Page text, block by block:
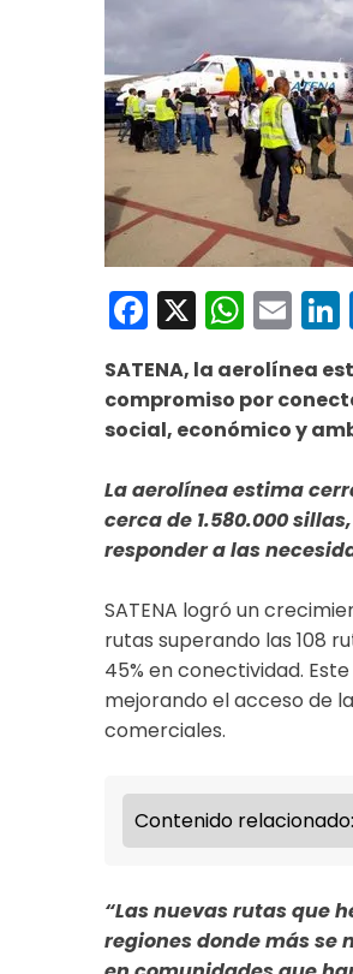
Facebook
X
SATENA, la aerolínea
compromiso por
social, económico y
La aerolínea estima
cerca de 1.580.000
responder a las
SATENA logró un
rutas superando las 108
45% en conectividad.
mejorando el acceso de
comerciales.
Contenido relacionado:
“Las nuevas rutas que
regiones donde más se